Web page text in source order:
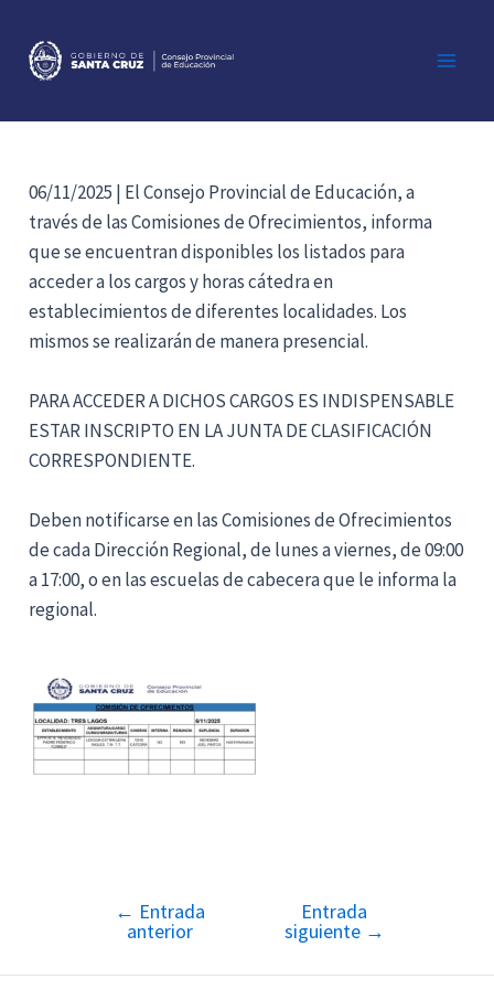
contenido
06/11/2025 | El Consejo Provincial de Educación, a
través de las Comisiones de Ofrecimientos, informa
que se encuentran disponibles los listados para
acceder a los cargos y horas cátedra en
establecimientos de diferentes localidades. Los
mismos se realizarán de manera presencial.
PARA ACCEDER A DICHOS CARGOS ES INDISPENSABLE
ESTAR INSCRIPTO EN LA JUNTA DE CLASIFICACIÓN
CORRESPONDIENTE.
Deben notificarse en las Comisiones de Ofrecimientos
de cada Dirección Regional, de lunes a viernes, de 09:00
a 17:00, o en las escuelas de cabecera que le informa la
regional.
Navegación
entradas
← Entrada
anterior
Entrada
siguiente →